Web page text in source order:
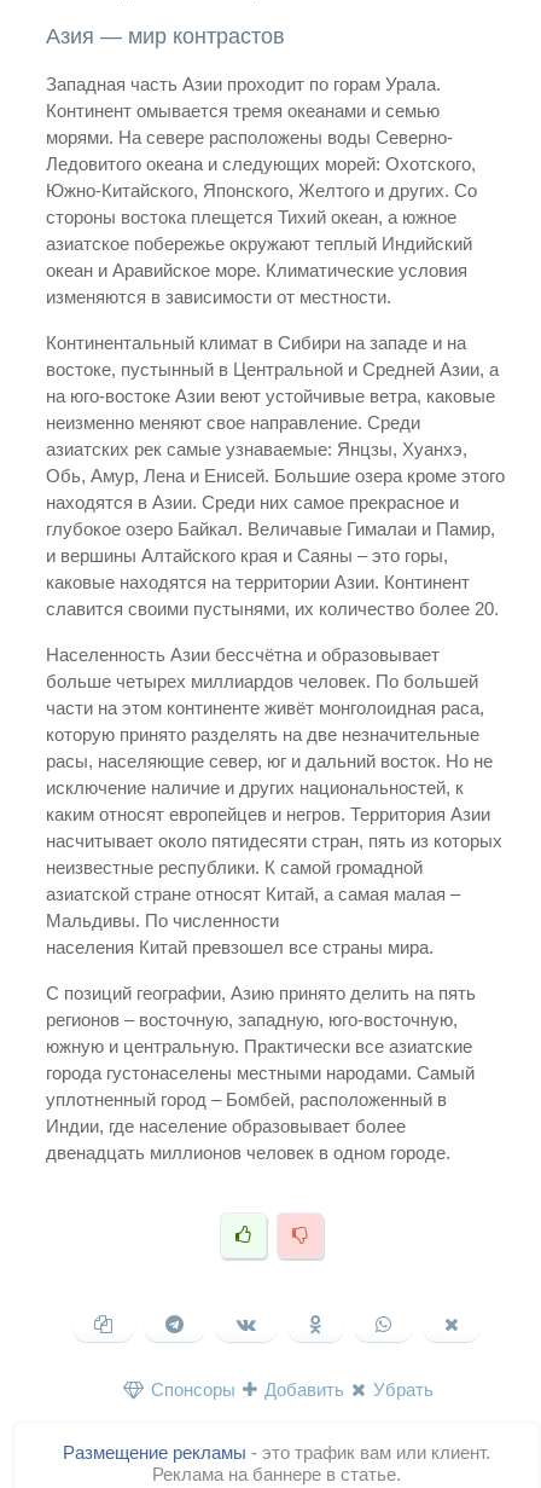
Азия — мир контрастов
Западная часть Азии проходит по горам Урала.
Континент омывается тремя океанами и семью
морями. На севере расположены воды Северно-
Ледовитого океана и следующих морей: Охотского,
Южно-Китайского, Японского, Желтого и других. Со
стороны востока плещется Тихий океан, а южное
азиатское побережье окружают теплый Индийский
океан и Аравийское море. Климатические условия
изменяются в зависимости от местности.
Континентальный климат в Сибири на западе и на
востоке, пустынный в Центральной и Средней Азии, а
на юго-востоке Азии веют устойчивые ветра, каковые
неизменно меняют свое направление. Среди
азиатских рек самые узнаваемые: Янцзы, Хуанхэ,
Обь, Амур, Лена и Енисей. Большие озера кроме этого
находятся в Азии. Среди них самое прекрасное и
глубокое озеро Байкал. Величавые Гималаи и Памир,
и вершины Алтайского края и Саяны – это горы,
каковые находятся на территории Азии. Континент
славится своими пустынями, их количество более 20.
Населенность Азии бессчётна и образовывает
больше четырех миллиардов человек. По большей
части на этом континенте живёт монголоидная раса,
которую принято разделять на две незначительные
расы, населяющие север, юг и дальний восток. Но не
исключение наличие и других национальностей, к
каким относят европейцев и негров. Территория Азии
насчитывает около пятидесяти стран, пять из которых
неизвестные республики. К самой громадной
азиатской стране относят Китай, а самая малая –
Мальдивы. По численности
населения Китай превзошел все страны мира.
С позиций географии, Азию принято делить на пять
регионов – восточную, западную, юго-восточную,
южную и центральную. Практически все азиатские
города густонаселены местными народами. Самый
уплотненный город – Бомбей, расположенный в
Индии, где население образовывает более
двенадцать миллионов человек в одном городе.
Спонсоры Добавить Убрать
Размещение рекламы - это трафик вам или клиент.
Реклама на баннере в статье.